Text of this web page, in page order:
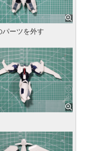
パーツを外す